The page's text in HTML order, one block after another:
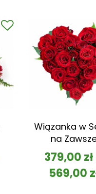
Wiązanka w
na
379,00 zł
569,00